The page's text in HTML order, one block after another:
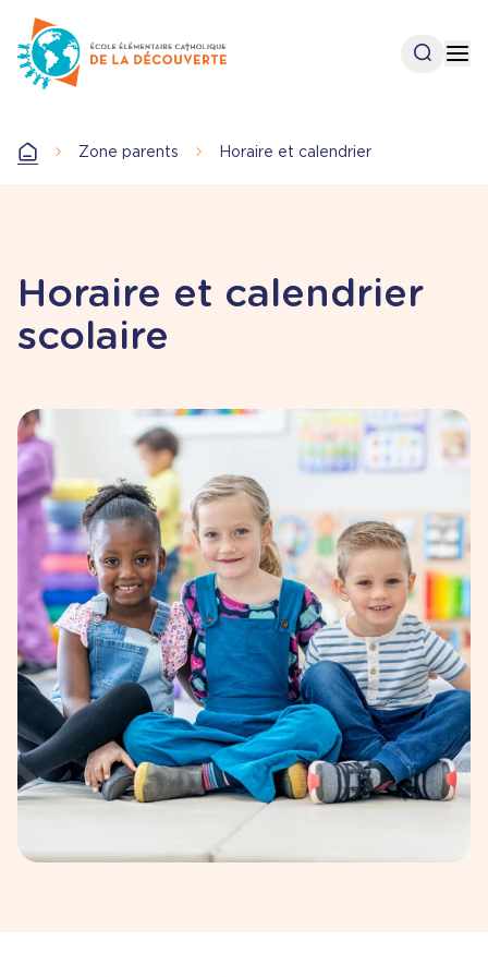
contenu
principal
Open
AccueilZone parents Horaire et calendrier
Horaire et calendrier
scolaire